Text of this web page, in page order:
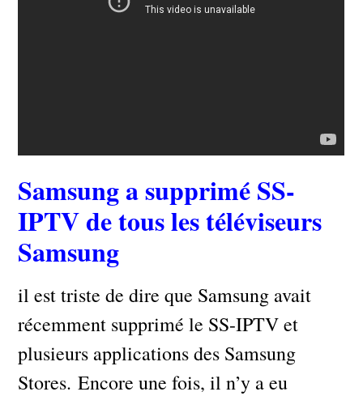
Samsung a supprimé SS-
IPTV de tous les téléviseurs
Samsung
il est triste de dire que Samsung avait
récemment supprimé le SS-IPTV et
plusieurs applications des Samsung
Stores. Encore une fois, il n’y a eu